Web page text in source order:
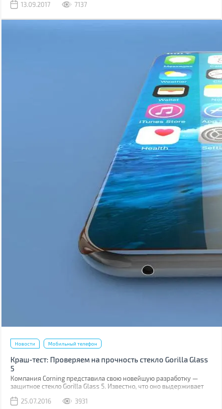
водонепроницаемость, но все также уязвимы к механическим
13.09.2017 7137
Новости Мобильный телефон
Краш-тест: Проверяем на прочность стекло Gorilla Glass
5
Компания Corning представила свою новейшую разработку —
защитное стекло Gorilla Glass 5. Известно, что оно выдерживает
Как правило, большинство из них происходит при фотосессиях
25.07.2016 3931